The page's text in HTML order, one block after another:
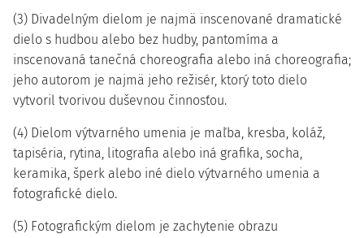
(3) Divadelným dielom je najmä inscenované dramatické
dielo s hudbou alebo bez hudby, pantomíma a
inscenovaná tanečná choreografia alebo iná choreografia;
jeho autorom je najmä jeho režisér, ktorý toto dielo
vytvoril tvorivou duševnou činnosťou.
(4) Dielom výtvarného umenia je maľba, kresba, koláž,
tapiséria, rytina, litografia alebo iná grafika, socha,
keramika, šperk alebo iné dielo výtvarného umenia a
fotografické dielo.
(5) Fotografickým dielom je zachytenie obrazu